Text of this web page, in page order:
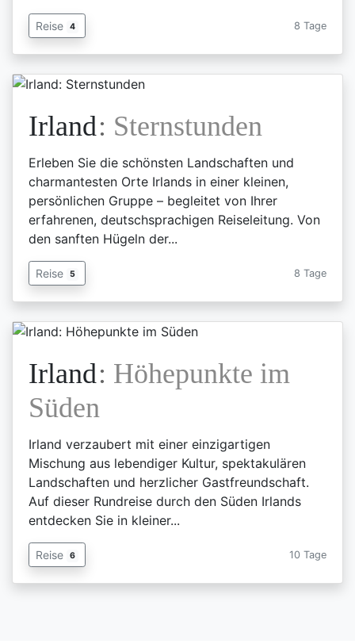
Reise 4 8 Tage
Irland: Sternstunden
Erleben Sie die schönsten Landschaften und
charmantesten Orte Irlands in einer kleinen,
persönlichen Gruppe – begleitet von Ihrer
erfahrenen, deutschsprachigen Reiseleitung. Von
den sanften Hügeln der...
Reise 5 8 Tage
Irland: Höhepunkte im
Süden
Irland verzaubert mit einer einzigartigen
Mischung aus lebendiger Kultur, spektakulären
Landschaften und herzlicher Gastfreundschaft.
Auf dieser Rundreise durch den Süden Irlands
entdecken Sie in kleiner...
Reise 6 10 Tage